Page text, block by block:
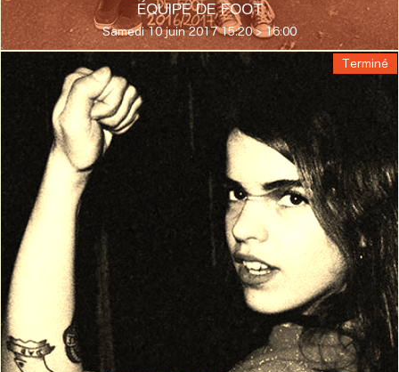
ÉQUIPE DE FOOT
Samedi 10 juin 2017 15:20 > 16:00
Terminé